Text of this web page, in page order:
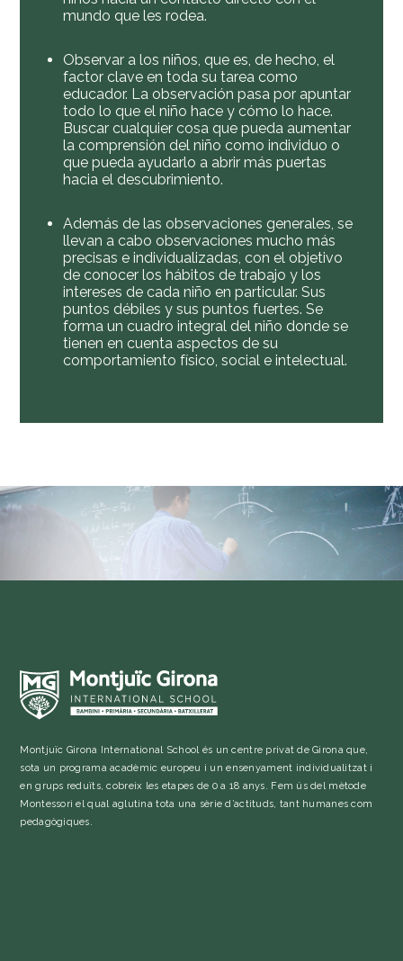
mundo que les rodea.
Observar a los niños, que es, de hecho, el
factor clave en toda su tarea como
educador. La observación pasa por apuntar
todo lo que el niño hace y cómo lo hace.
Buscar cualquier cosa que pueda aumentar
la comprensión del niño como individuo o
que pueda ayudarlo a abrir más puertas
hacia el descubrimiento.
Además de las observaciones generales, se
llevan a cabo observaciones mucho más
precisas e individualizadas, con el objetivo
de conocer los hábitos de trabajo y los
intereses de cada niño en particular. Sus
puntos débiles y sus puntos fuertes. Se
forma un cuadro integral del niño donde se
tienen en cuenta aspectos de su
comportamiento físico, social e intelectual.
Montjuïc Girona International School és un centre privat de Girona que,
sota un programa acadèmic europeu i un ensenyament individualitzat i
en grups reduïts, cobreix les etapes de 0 a 18 anys. Fem ús del mètode
Montessori el qual aglutina tota una sèrie d’actituds, tant humanes com
pedagògiques.